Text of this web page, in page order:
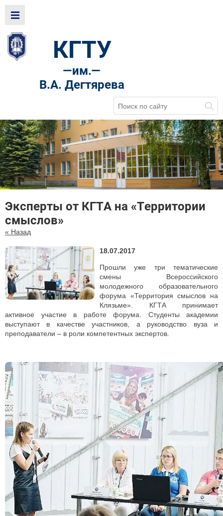
КГТУ
—им.—
В.А. Дегтярева
Эксперты от КГТА на «Территории
смыслов»
« Назад
18.07.2017
Прошли уже три тематические
смены Всероссийского
молодежного образовательного
форума «Территория смыслов на
Клязьме». КГТА принимает
активное участие в работе форума. Студенты академии
выступают в качестве участников, а руководство вуза и
преподаватели – в роли компетентных экспертов.